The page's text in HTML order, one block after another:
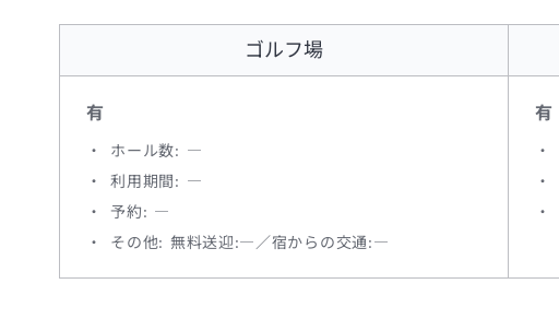
ゴルフ場
有
ホール数: ―
利用期間: ―
予約: ―
その他: 無料送迎:―／宿からの交通:―
有